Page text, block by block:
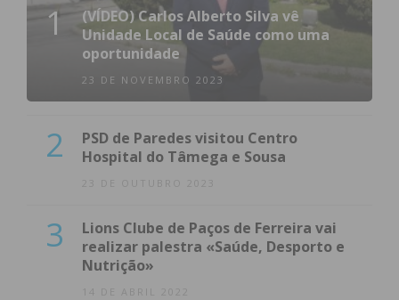
1
(VÍDEO) Carlos Alberto Silva vê
Unidade Local de Saúde como uma
oportunidade
23 DE NOVEMBRO 2023
2
PSD de Paredes visitou Centro
Hospital do Tâmega e Sousa
23 DE OUTUBRO 2023
3
Lions Clube de Paços de Ferreira vai
realizar palestra «Saúde, Desporto e
Nutrição»
14 DE ABRIL 2022